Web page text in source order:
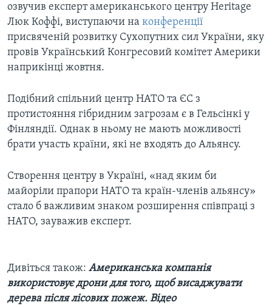
озвучив експерт американського центру Heritage
Люк Коффі, виступаючи на конференції
присвяченій розвитку Сухопутних сил України, яку
провів Український Конгресовий комітет Америки
наприкінці жовтня.
Подібний спільний центр НАТО та ЄС з
протистояння гібридним загрозам є в Гельсінкі у
Фінляндії. Однак в ньому не мають можливості
брати участь країни, які не входять до Альянсу.
Створення центру в Україні, «над яким би
майоріли прапори НАТО та країн-членів альянсу»
стало б важливим знаком розширення співпраці з
НАТО, зауважив експерт.
Дивіться також: Американська компанія
використовує дрони для того, щоб висаджувати
дерева після лісових пожеж. Відео